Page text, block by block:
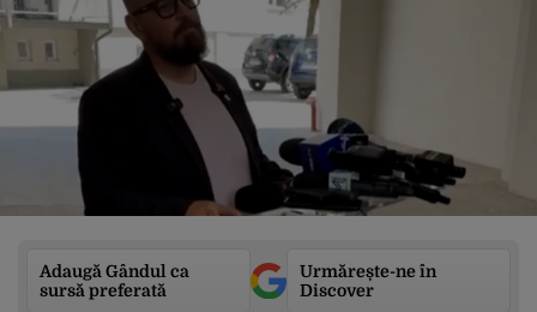
Adaugă Gândul ca
sursă preferată
Urmărește-ne în
Discover